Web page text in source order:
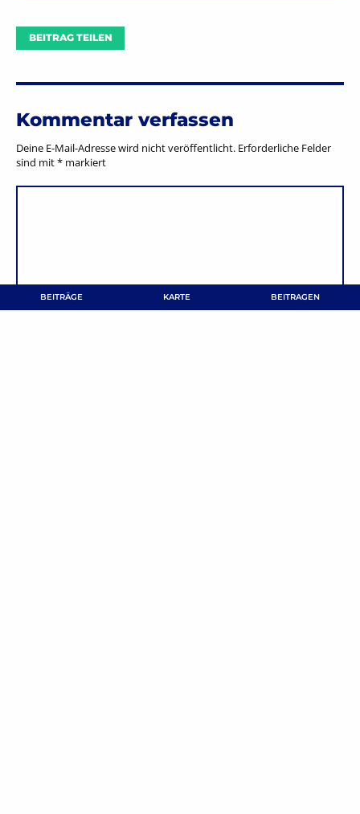
BEITRÄGE KARTE BEITRAGEN
BEITRAG TEILEN
Kommentar verfassen
Deine E-Mail-Adresse wird nicht veröffentlicht. Erforderliche Felder
sind mit* markiert